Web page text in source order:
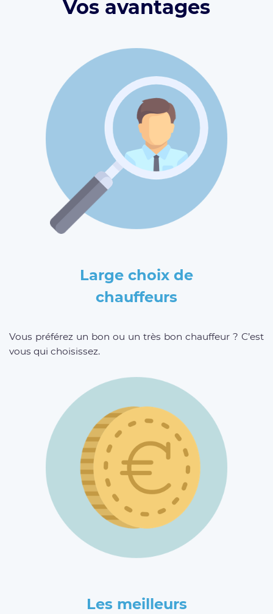
Vos avantages
Large choix de
chauffeurs
Vous préférez un bon ou un très bon chauffeur ? C’est
vous qui choisissez.
Les meilleurs